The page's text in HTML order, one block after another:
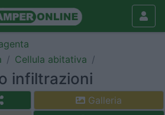
Cellula abitativa
infiltrazioni
Galleria